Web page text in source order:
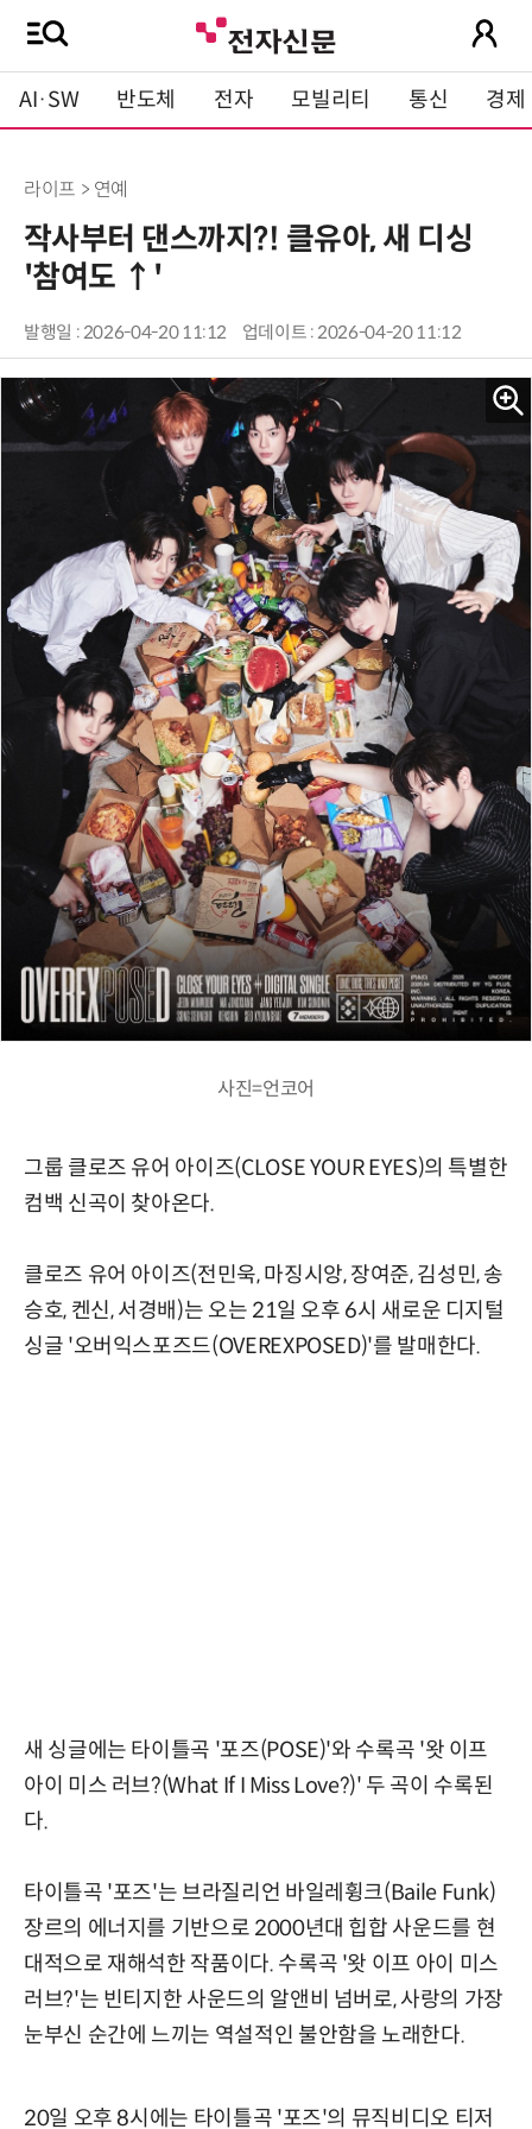
AI·SW 반도체 전자 모빌리티 통신 경제
라이프 > 연예
작사부터 댄스까지?! 클유아, 새 디싱
'참여도 ↑'
발행일 : 2026-04-20 11:12 업데이트 : 2026-04-20 11:12
사진=언코어
그룹 클로즈 유어 아이즈(CLOSE YOUR EYES)의 특별한
컴백 신곡이 찾아온다.
클로즈 유어 아이즈(전민욱, 마징시앙, 장여준, 김성민, 송
승호, 켄신, 서경배)는 오는 21일 오후 6시 새로운 디지털
싱글 '오버익스포즈드(OVEREXPOSED)'를 발매한다.
새 싱글에는 타이틀곡 '포즈(POSE)'와 수록곡 '왓 이프
아이 미스 러브?(What If I Miss Love?)' 두 곡이 수록된
다.
타이틀곡 '포즈'는 브라질리언 바일레휭크(Baile Funk)
장르의 에너지를 기반으로 2000년대 힙합 사운드를 현
대적으로 재해석한 작품이다. 수록곡 '왓 이프 아이 미스
러브?'는 빈티지한 사운드의 알앤비 넘버로, 사랑의 가장
눈부신 순간에 느끼는 역설적인 불안함을 노래한다.
20일 오후 8시에는 타이틀곡 '포즈'의 뮤직비디오 티저